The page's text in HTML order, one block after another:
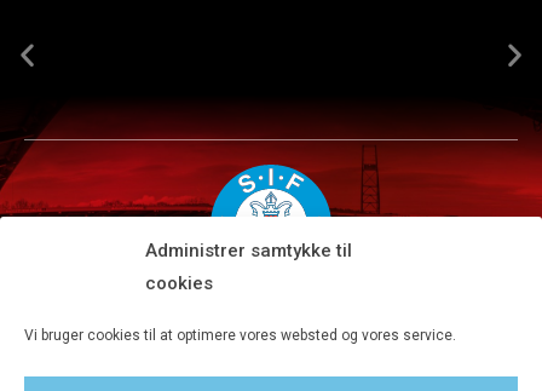
Administrer samtykke til
cookies
Vi bruger cookies til at optimere vores websted og vores service.
Tlf 8680 4477 · Fax 8680 4647 · Kontortid man-fre kl. 9-15